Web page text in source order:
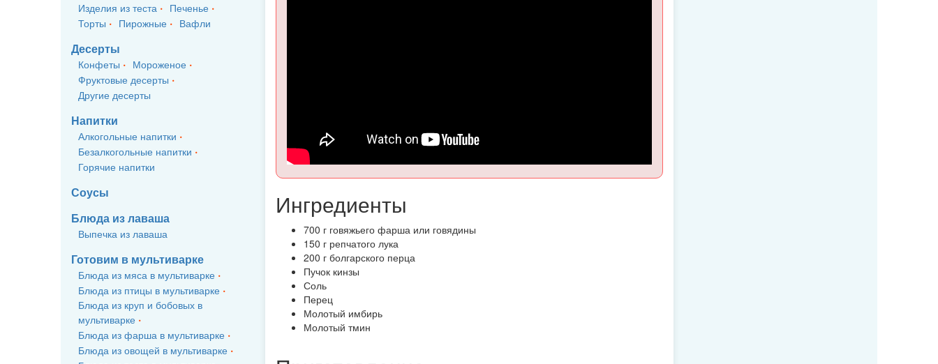
Изделия из теста
Печенье
Торты
Пирожные Вафли
Десерты
Конфеты
Мороженое
Фруктовые десерты
Другие десерты
Напитки
Алкогольные напитки
Безалкогольные напитки
Горячие напитки
Соусы
Блюда из лаваша
Выпечка из лаваша
Готовим в мультиварке
Блюда из мяса в мультиварке
Блюда из птицы в мультиварке
Блюда из круп и бобовых в
мультиварке
Блюда из фарша в мультиварке
Блюда из овощей в мультиварке
Ингредиенты
700 г говяжьего фарша или говядины
150 г репчатого лука
200 г болгарского перца
Пучок кинзы
Соль
Перец
Молотый имбирь
Молотый тмин